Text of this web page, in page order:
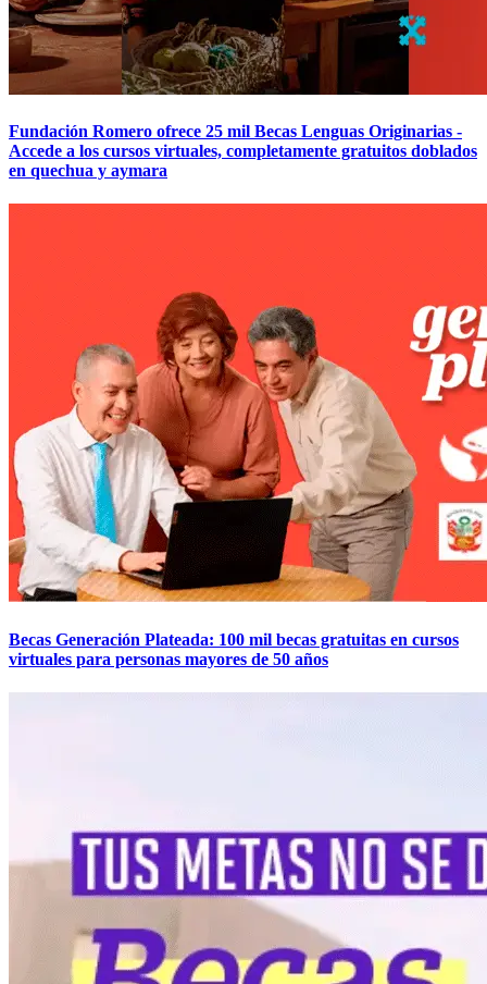
Fundación Romero ofrece 25 mil Becas Lenguas Originarias -
Accede a los cursos virtuales, completamente gratuitos doblados
en quechua y aymara
Becas Generación Plateada: 100 mil becas gratuitas en cursos
virtuales para personas mayores de 50 años